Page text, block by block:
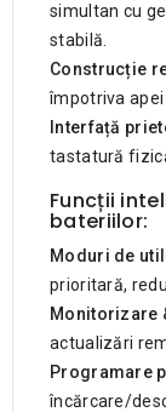
simultan cu
stabilă.
Construcție
împotriva
Interfață
tastatură
Funcții
bateriilor:
Moduri de
prioritară,
Monitorizare
actualizări
Programare
încărcare/